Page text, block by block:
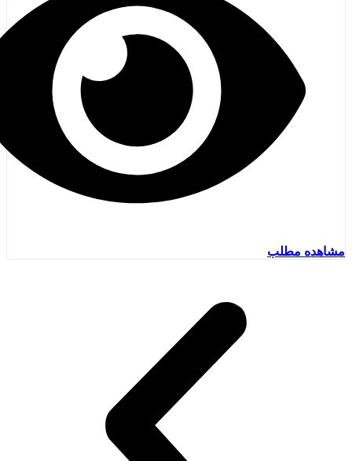
مشاهده مطلب